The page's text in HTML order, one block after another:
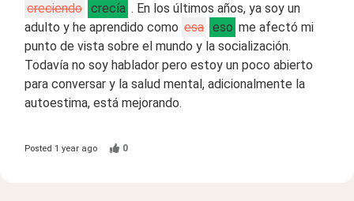
creciendo crecía . En los últimos años, ya soy un
adulto y he aprendido como esa eso me afectó mi
punto de vista sobre el mundo y la socialización.
Todavía no soy hablador pero estoy un poco abierto
para conversar y la salud mental, adicionalmente la
autoestima, está mejorando.
Posted 1 year ago 0